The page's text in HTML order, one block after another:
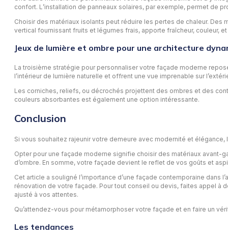
confort. L’installation de panneaux solaires, par exemple, permet de
Choisir des matériaux isolants peut réduire les pertes de chaleur. Des
vertical fournissant fruits et légumes frais, apporte fraîcheur, couleur,
Jeux de lumière et ombre pour une architecture
La troisième stratégie pour personnaliser votre façade moderne
l’intérieur de lumière naturelle et offrent une vue imprenable sur
Les corniches, reliefs, ou décrochés projettent des ombres et des
couleurs absorbantes est également une option intéressante.
Conclusion
Si vous souhaitez rajeunir votre demeure avec modernité et
Opter pour une façade moderne signifie choisir des matériaux
d’ombre. En somme, votre façade devient le reflet de vos goûts et
Cet article a souligné l’importance d’une façade contemporaine
rénovation de votre façade. Pour tout conseil ou devis, faites appel
ajusté à vos attentes.
Qu’attendez-vous pour métamorphoser votre façade et en faire un
Les tendances